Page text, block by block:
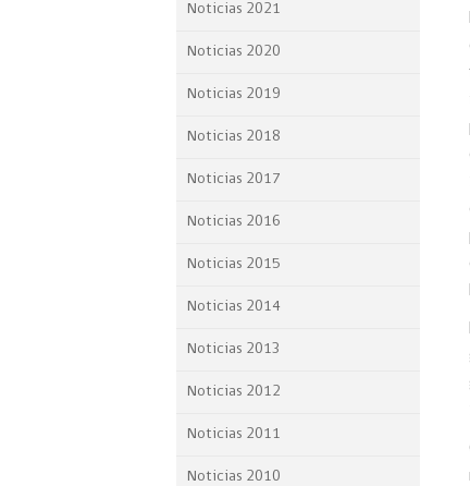
Sé parte de nuestro
Noticias 2021
Noticias 2020
Noticias 2019
Noticias 2018
Noticias 2017
Noticias 2016
Noticias 2015
Noticias 2014
Noticias 2013
Noticias 2012
Noticias 2011
Noticias 2010